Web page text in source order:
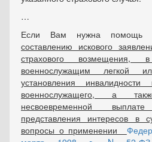
…
Если Вам нужна помощь
составлению искового
страхового возмещения,
военнослужащим легкой
установления
военнослужащего, а
несвоевременной
представления интересов в
вопросы о применении